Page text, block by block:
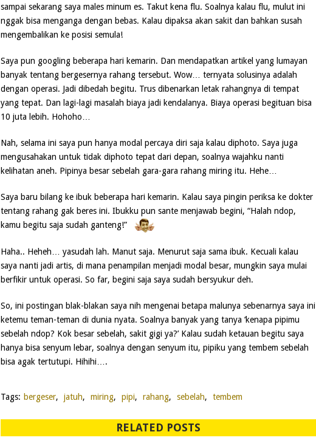
sampai sekarang saya males minum es. Takut kena flu. Soalnya kalau flu, mulut ini
nggak bisa menganga dengan bebas. Kalau dipaksa akan sakit dan bahkan susah
mengembalikan ke posisi semula!
Saya pun googling beberapa hari kemarin. Dan mendapatkan artikel yang lumayan
banyak tentang bergesernya rahang tersebut. Wow… ternyata solusinya adalah
dengan operasi. Jadi dibedah begitu. Trus dibenarkan letak rahangnya di tempat
yang tepat. Dan lagi-lagi masalah biaya jadi kendalanya. Biaya operasi begituan bisa
10 juta lebih. Hohoho…
Nah, selama ini saya pun hanya modal percaya diri saja kalau diphoto. Saya juga
mengusahakan untuk tidak diphoto tepat dari depan, soalnya wajahku nanti
kelihatan aneh. Pipinya besar sebelah gara-gara rahang miring itu. Hehe…
Saya baru bilang ke ibuk beberapa hari kemarin. Kalau saya pingin periksa ke dokter
tentang rahang gak beres ini. Ibukku pun sante menjawab begini, “Halah ndop,
kamu begitu saja sudah ganteng!”
Haha.. Heheh… yasudah lah. Manut saja. Menurut saja sama ibuk. Kecuali kalau
saya nanti jadi artis, di mana penampilan menjadi modal besar, mungkin saya mulai
berfikir untuk operasi. So far, begini saja saya sudah bersyukur deh.
So, ini postingan blak-blakan saya nih mengenai betapa malunya sebenarnya saya ini
ketemu teman-teman di dunia nyata. Soalnya banyak yang tanya ‘kenapa pipimu
sebelah ndop? Kok besar sebelah, sakit gigi ya?’ Kalau sudah ketauan begitu saya
hanya bisa senyum lebar, soalnya dengan senyum itu, pipiku yang tembem sebelah
bisa agak tertutupi. Hihihi….
Tags: bergeser, jatuh, miring, pipi, rahang, sebelah, tembem
RELATED POSTS